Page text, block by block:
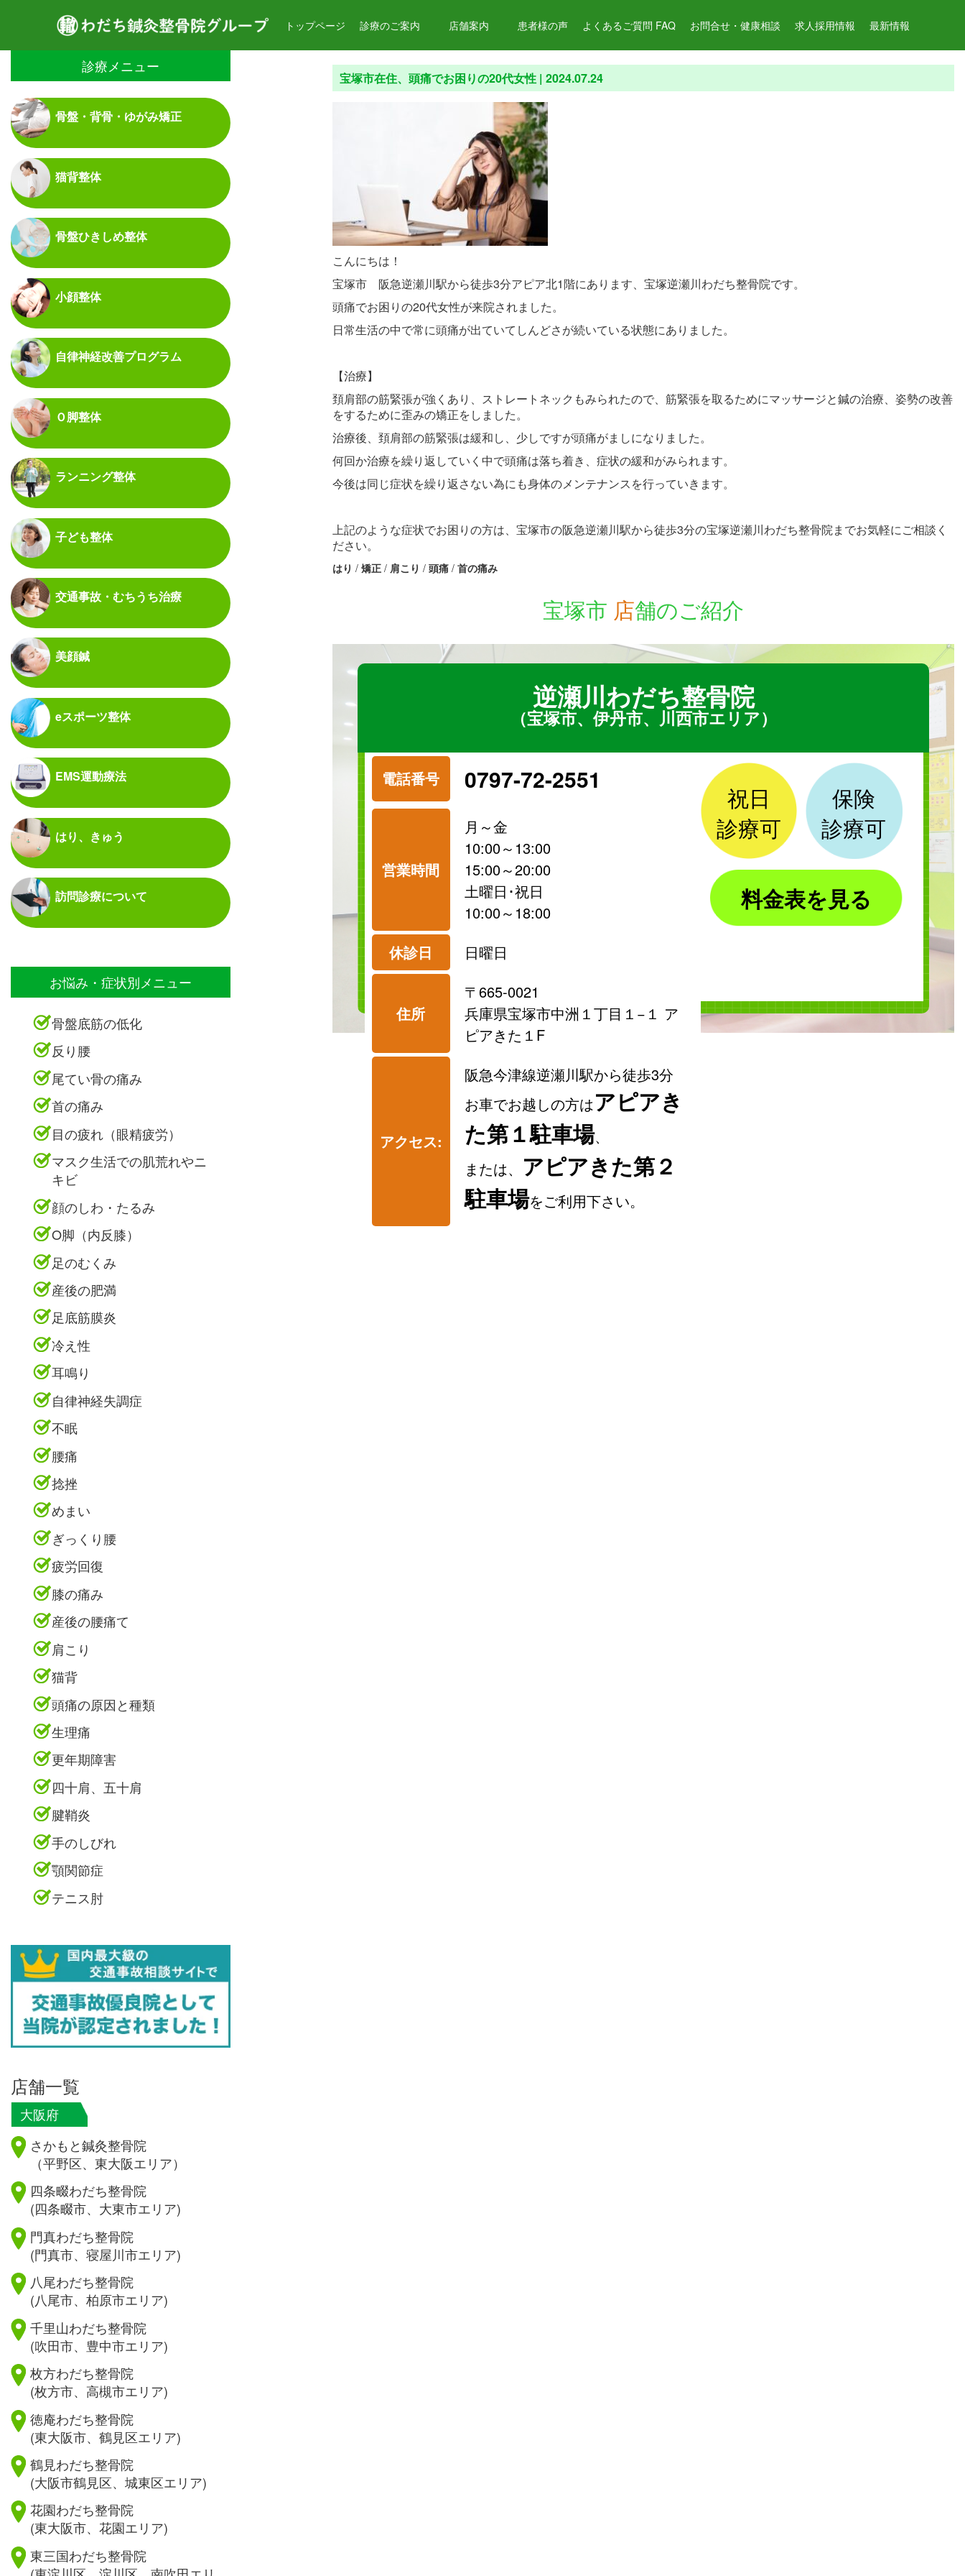
トップページ 診療のご案内 店舗案内 患者様の声 よくあるご質問 FAQ お問合せ・健康相談 求人採用情報 最新情報
宝塚市在住、頭痛でお困りの20代女性 | 2024.07.24
こんにちは！
宝塚市 阪急逆瀬川駅から徒歩3分アピア北1階にあります、宝塚逆瀬川わだち整骨院です。
頭痛でお困りの20代女性が来院されました。
日常生活の中で常に頭痛が出ていてしんどさが続いている状態にありました。
【治療】
頚肩部の筋緊張が強くあり、ストレートネックもみられたので、筋緊張を取るためにマッサージと鍼の治療、姿勢の改善
をするために歪みの矯正をしました。
治療後、頚肩部の筋緊張は緩和し、少しですが頭痛がましになりました。
何回か治療を繰り返していく中で頭痛は落ち着き、症状の緩和がみられます。
今後は同じ症状を繰り返さない為にも身体のメンテナンスを行っていきます。
上記のような症状でお困りの方は、宝塚市の阪急逆瀬川駅から徒歩3分の宝塚逆瀬川わだち整骨院までお気軽にご相談く
ださい。
はり / 矯正 / 肩こり / 頭痛 / 首の痛み
宝塚市 店舗のご紹介
逆瀬川わだち整骨院
（宝塚市、伊丹市、川西市エリア）
電話番号 0797-72-2551
営業時間
月～金
10:00～13:00
15:00～20:00
土曜日･祝日
10:00～18:00
休診日
日曜日
住所
〒665-0021
兵庫県宝塚市中洲１丁目１−１ ア
ピアきた１F
アクセス:
阪急今津線逆瀬川駅から徒歩3分
お車でお越しの方はアピアき
た第１駐車場、
または、
アピアきた第２
駐車場をご利用下さい。
祝日
診療可
保険
診療可
料金表を見る
診療メニュー
骨盤・背骨・ゆがみ矯正
猫背整体
骨盤ひきしめ整体
小顔整体
自律神経改善プログラム
Ｏ脚整体
ランニング整体
子ども整体
交通事故・むちうち治療
美顔鍼
eスポーツ整体
EMS運動療法
はり、きゅう
訪問診療について
お悩み・症状別メニュー
骨盤底筋の低化
反り腰
尾てい骨の痛み
首の痛み
目の疲れ（眼精疲労）
マスク生活での肌荒れやニ
キビ
顔のしわ・たるみ
O脚（内反膝）
足のむくみ
産後の肥満
足底筋膜炎
冷え性
耳鳴り
自律神経失調症
不眠
腰痛
捻挫
めまい
ぎっくり腰
疲労回復
膝の痛み
産後の腰痛て
肩こり
猫背
頭痛の原因と種類
生理痛
更年期障害
四十肩、五十肩
腱鞘炎
手のしびれ
顎関節症
テニス肘
店舗一覧
大阪府
さかもと鍼灸整骨院
（平野区、東大阪エリア）
四条畷わだち整骨院
(四条畷市、大東市エリア)
門真わだち整骨院
(門真市、寝屋川市エリア)
八尾わだち整骨院
(八尾市、柏原市エリア)
千里山わだち整骨院
(吹田市、豊中市エリア)
枚方わだち整骨院
(枚方市、高槻市エリア)
徳庵わだち整骨院
(東大阪市、鶴見区エリア)
鶴見わだち整骨院
(大阪市鶴見区、城東区エリア)
花園わだち整骨院
(東大阪市、花園エリア)
東三国わだち整骨院